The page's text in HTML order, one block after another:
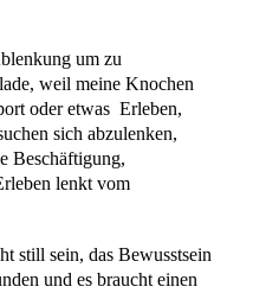
um zu
weil meine Knochen
oder etwas Erleben,
sich abzulenken,
Beschäftigung,
lenkt vom
still sein, das Bewusstsein
und es braucht einen